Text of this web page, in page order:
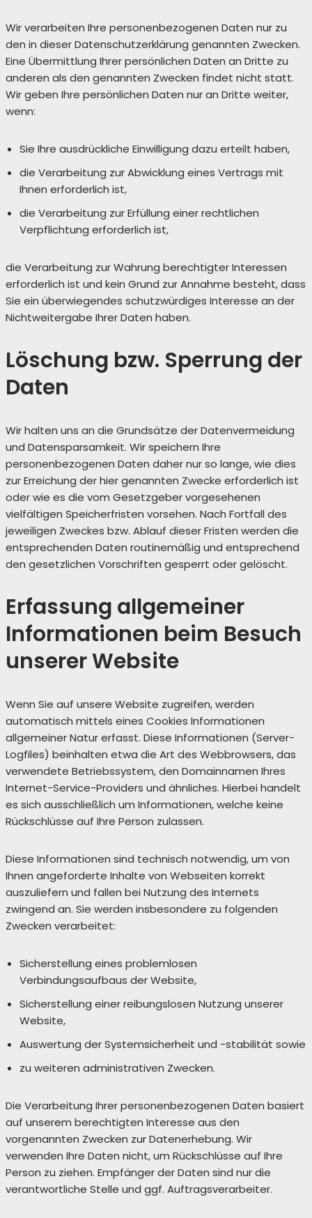
Wir verarbeiten Ihre personenbezogenen Daten nur zu
den in dieser Datenschutzerklärung genannten Zwecken.
Eine Übermittlung Ihrer persönlichen Daten an Dritte zu
anderen als den genannten Zwecken findet nicht statt.
Wir geben Ihre persönlichen Daten nur an Dritte weiter,
wenn:
Sie Ihre ausdrückliche Einwilligung dazu erteilt haben,
die Verarbeitung zur Abwicklung eines Vertrags mit
Ihnen erforderlich ist,
die Verarbeitung zur Erfüllung einer rechtlichen
Verpflichtung erforderlich ist,
die Verarbeitung zur Wahrung berechtigter Interessen
erforderlich ist und kein Grund zur Annahme besteht, dass
Sie ein überwiegendes schutzwürdiges Interesse an der
Nichtweitergabe Ihrer Daten haben.
Löschung bzw. Sperrung der
Daten
Wir halten uns an die Grundsätze der Datenvermeidung
und Datensparsamkeit. Wir speichern Ihre
personenbezogenen Daten daher nur so lange, wie dies
zur Erreichung der hier genannten Zwecke erforderlich ist
oder wie es die vom Gesetzgeber vorgesehenen
vielfältigen Speicherfristen vorsehen. Nach Fortfall des
jeweiligen Zweckes bzw. Ablauf dieser Fristen werden die
entsprechenden Daten routinemäßig und entsprechend
den gesetzlichen Vorschriften gesperrt oder gelöscht.
Erfassung allgemeiner
Informationen beim Besuch
unserer Website
Wenn Sie auf unsere Website zugreifen, werden
automatisch mittels eines Cookies Informationen
allgemeiner Natur erfasst. Diese Informationen (Server-
Logfiles) beinhalten etwa die Art des Webbrowsers, das
verwendete Betriebssystem, den Domainnamen Ihres
Internet-Service-Providers und ähnliches. Hierbei handelt
es sich ausschließlich um Informationen, welche keine
Rückschlüsse auf Ihre Person zulassen.
Diese Informationen sind technisch notwendig, um von
Ihnen angeforderte Inhalte von Webseiten korrekt
auszuliefern und fallen bei Nutzung des Internets
zwingend an. Sie werden insbesondere zu folgenden
Zwecken verarbeitet:
Sicherstellung eines problemlosen
Verbindungsaufbaus der Website,
Sicherstellung einer reibungslosen Nutzung unserer
Website,
Auswertung der Systemsicherheit und -stabilität sowie
zu weiteren administrativen Zwecken.
Die Verarbeitung Ihrer personenbezogenen Daten basiert
auf unserem berechtigten Interesse aus den
vorgenannten Zwecken zur Datenerhebung. Wir
verwenden Ihre Daten nicht, um Rückschlüsse auf Ihre
Person zu ziehen. Empfänger der Daten sind nur die
verantwortliche Stelle und ggf. Auftragsverarbeiter.